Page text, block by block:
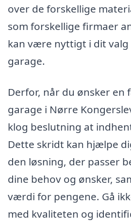
over de forskellige
som forskellige firmaer
kan være nyttigt i dit
garage.
Derfor, når du ønsker
garage i Nørre
klog beslutning at
Dette skridt kan hjælpe
den løsning, der passer
dine behov og ønsker,
værdi for pengene. Gå
med kvaliteten og